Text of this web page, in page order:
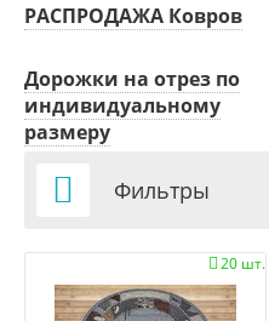
РАСПРОДАЖА Ковров
Дорожки на отрез по
индивидуальному
размеру
 Фильтры
20 шт.
